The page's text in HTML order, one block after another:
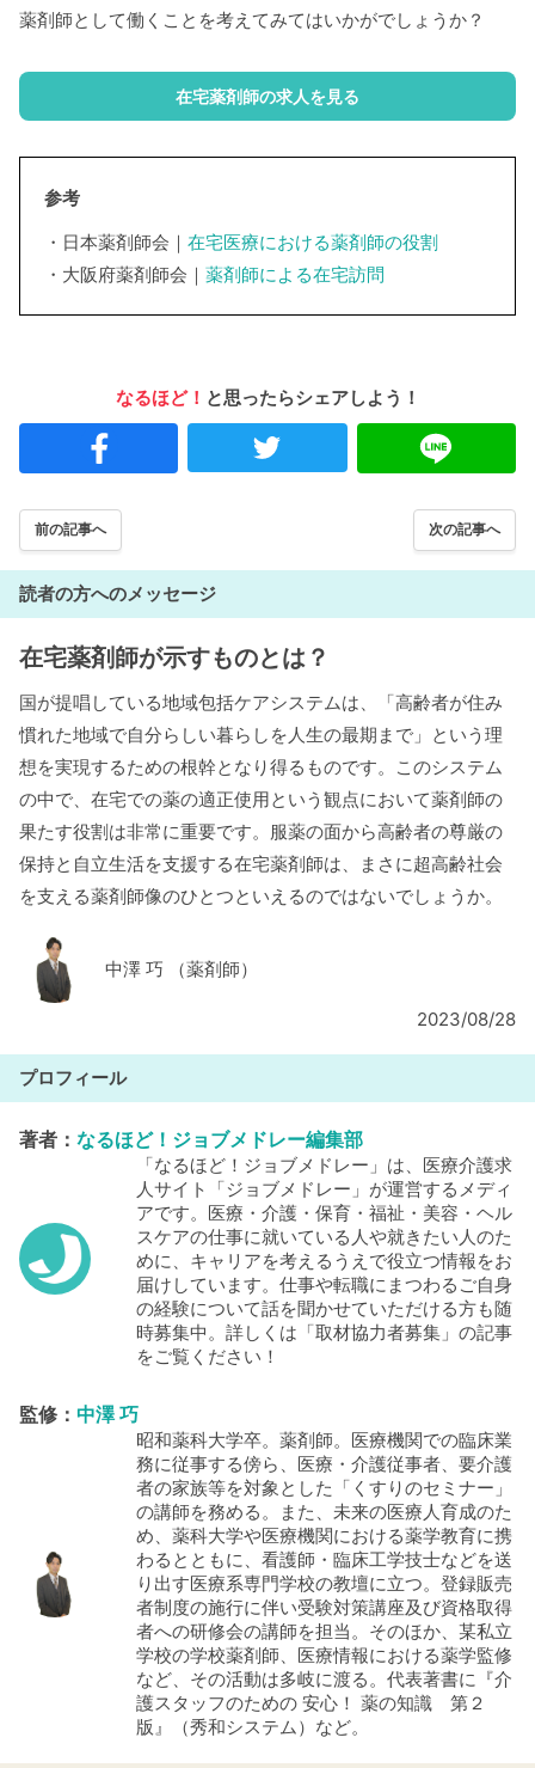
薬剤師として働くことを考えてみてはいかがでしょうか？
在宅薬剤師の求人を見る
参考
・日本薬剤師会｜ 在宅医療における薬剤師の役割
・大阪府薬剤師会｜ 薬剤師による在宅訪問
なるほど！ と思ったらシェアしよう！
前の記事へ 次の記事へ
読者の方へのメッセージ
在宅薬剤師が示すものとは？
国が提唱している地域包括ケアシステムは、「高齢者が住み
慣れた地域で自分らしい暮らしを人生の最期まで」という理
想を実現するための根幹となり得るものです。このシステム
の中で、在宅での薬の適正使用という観点において薬剤師の
果たす役割は非常に重要です。服薬の面から高齢者の尊厳の
保持と自立生活を支援する在宅薬剤師は、まさに超高齢社会
を支える薬剤師像のひとつといえるのではないでしょうか。
中澤 巧 （薬剤師）
2023/08/28
プロフィール
著者 ： なるほど！ジョブメドレー編集部
「なるほど！ジョブメドレー」は、医療介護求
人サイト「ジョブメドレー」が運営するメディ
アです。医療・介護・保育・福祉・美容・ヘル
スケアの仕事に就いている人や就きたい人のた
めに、キャリアを考えるうえで役立つ情報をお
届けしています。仕事や転職にまつわるご自身
の経験について話を聞かせていただける方も随
時募集中。詳しくは「取材協力者募集」の記事
をご覧ください！
監修 ： 中澤 巧
昭和薬科大学卒。薬剤師。医療機関での臨床業
務に従事する傍ら、医療・介護従事者、要介護
者の家族等を対象とした「くすりのセミナー」
の講師を務める。また、未来の医療人育成のた
め、薬科大学や医療機関における薬学教育に携
わるとともに、看護師・臨床工学技士などを送
り出す医療系専門学校の教壇に立つ。登録販売
者制度の施行に伴い受験対策講座及び資格取得
者への研修会の講師を担当。そのほか、某私立
学校の学校薬剤師、医療情報における薬学監修
など、その活動は多岐に渡る。代表著書に『介
護スタッフのための 安心！ 薬の知識 第２
版』（秀和システム）など。